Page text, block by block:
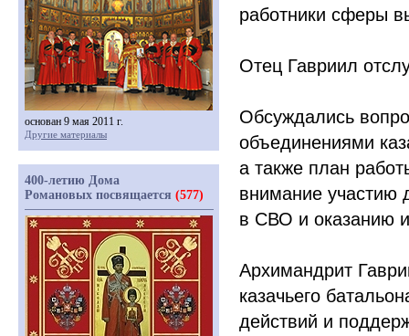
работники сферы
Отец Гавриил
Обсуждались
объединениями
а также план
внимание участию
в СВО и оказанию
Архимандрит
казачьего
действий и
основан 9 мая 2011 г.
Другие материалы
400-летию Дома
Романовых посвящается (577)